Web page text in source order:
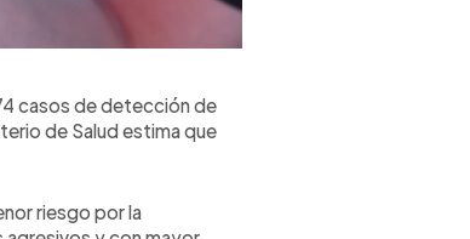
casos de detección de
de Salud estima que
riesgo por la